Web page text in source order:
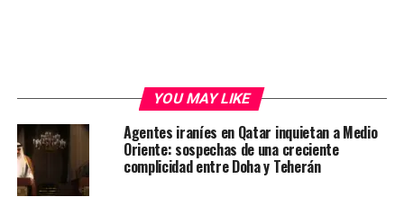
YOU MAY LIKE
Agentes iraníes en Qatar inquietan a Medio
Oriente: sospechas de una creciente
complicidad entre Doha y Teherán